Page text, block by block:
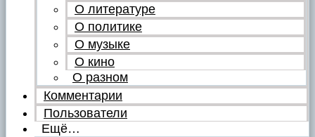
О литературе
О политике
О музыке
О кино
О разном
Комментарии
Пользователи
Ещё…